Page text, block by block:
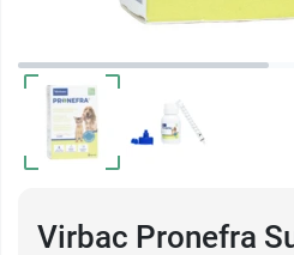
Virbac Pronefra